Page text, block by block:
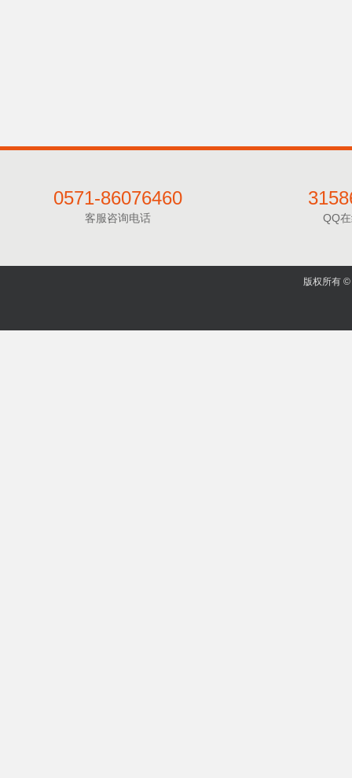
0571-86076460
客服咨询电话 QQ
版权所有